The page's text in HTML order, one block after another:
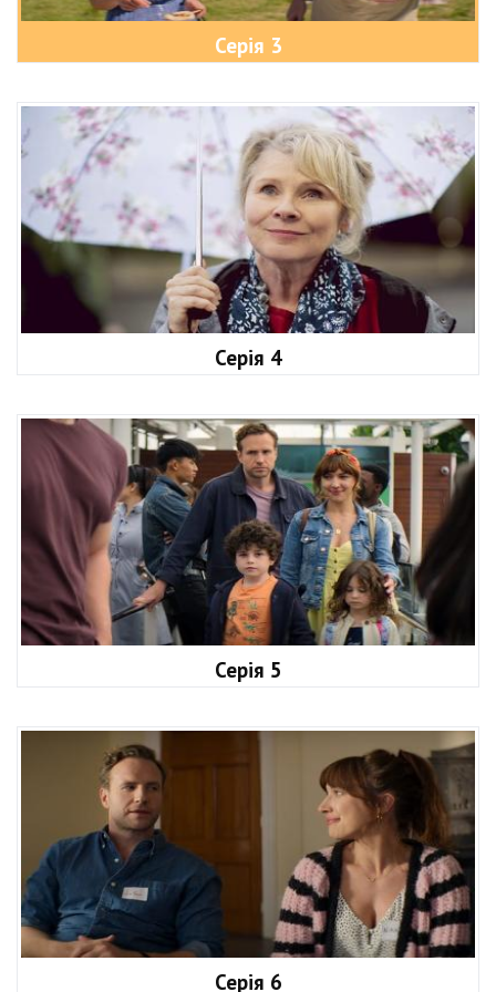
Серія 3
Серія 4
Серія 5
Серія 6